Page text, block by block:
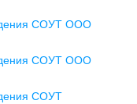
СОУТ ООО
СОУТ ООО
СОУТ